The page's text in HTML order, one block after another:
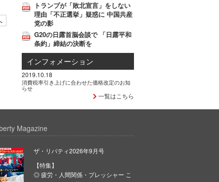
トランプが「敗北宣言」をしない
理由「不正選挙」疑惑に 中国共産
党の影
G20の日露首脳会談で 「日露平和
条約」締結の決断を
インフォメーション
2019.10.18
消費税率引き上げに合わせた価格改定のお知
らせ
一覧はこちら
Magazine
ザ・リバティ2026年9月号
【特集】
◎ 疲労・人間関係・プレッシャー こ